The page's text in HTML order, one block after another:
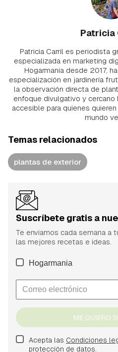
Patricia
Patricia Carril es periodista
especializada en marketing
Hogarmanía desde 2017,
especialización en jardinería
la observación directa de
enfoque divulgativo y
accesible para quienes
mundo
Temas relacionados
plantas de exterior
Suscríbete gratis a
Te enviamos cada semana a
las mejores recetas e ideas.
Hogarmania
ME QUIERO
Acepta las Condiciones
protección de datos.